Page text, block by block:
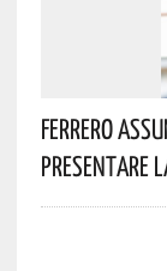
Ferrero
Presentare